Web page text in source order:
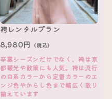
袴レンタルプラン
8,980円 （税込）
卒業シーズンだけでなく、袴は京
都観光や散策にも人気。袴は流行
の白系カラーから定番カラーのエ
ンジ色やからし色まで幅広く取り
揃えています